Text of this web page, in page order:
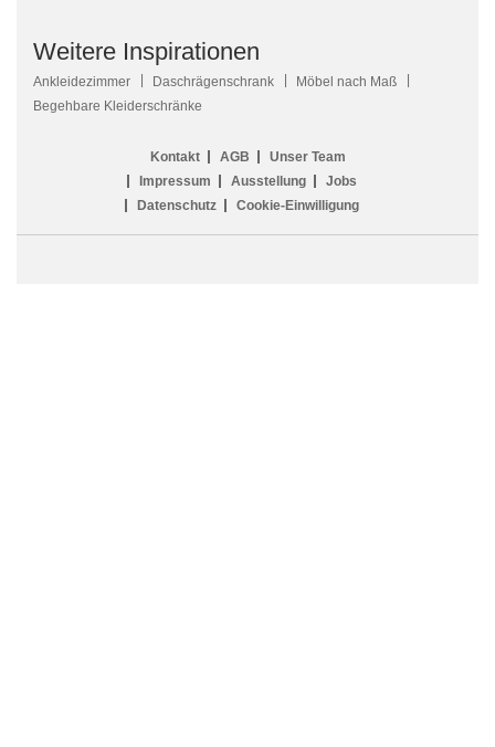
Weitere Inspirationen
Ankleidezimmer Daschrägenschrank
Möbel nach Maß
Begehbare Kleiderschränke
Kontakt AGB
Unser Team
Impressum
Ausstellung
Jobs
Datenschutz
Cookie-Einwilligung